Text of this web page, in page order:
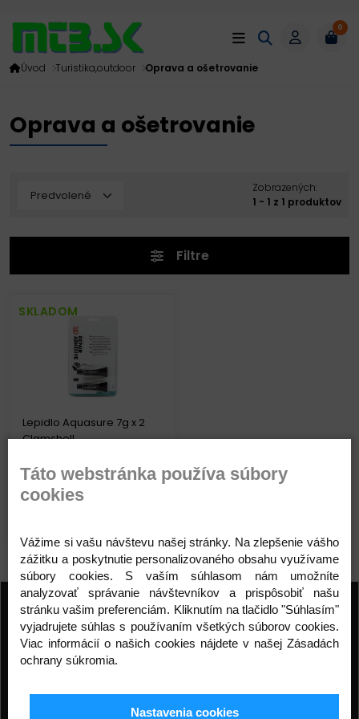
0
Úvod Turistika,outdoor Oprava a ošetrovanie
Oprava a ošetrovanie
Zobrazených:
1 - 1 z 1 produktov
Filtre
SKLADOM
Lepidlo Aquasure 7g x 2
Clamshell
11,00 €
Prihláste sa na odber noviniek
Buďte prvý, kto to vie. Zaregistrujte sa na odber
noviniek ešte dnes
ODOBERAŤ
Táto webstránka používa súbory
cookies
Vážime si vašu návštevu našej stránky. Na zlepšenie vášho
zážitku a poskytnutie personalizovaného obsahu využívame
súbory cookies. S vaším súhlasom nám umožníte
analyzovať správanie návštevníkov a prispôsobiť našu
stránku vašim preferenciám. Kliknutím na tlačidlo "Súhlasím"
vyjadrujete súhlas s používaním všetkých súborov cookies.
Viac informácií o našich cookies nájdete v našej Zásadách
ochrany súkromia.
Nastavenia cookies